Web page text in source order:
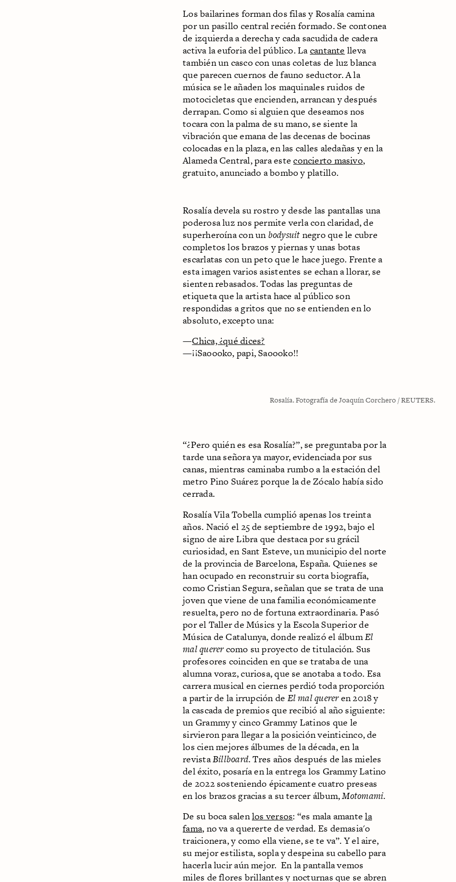
Los bailarines forman dos filas y Rosalía camina
por un pasillo central recién formado. Se contonea
de izquierda a derecha y cada sacudida de cadera
activa la euforia del público. Lacantante lleva
también un casco con unas coletas de luz blanca
que parecen cuernos de fauno seductor. A la
música se le añaden los maquinales ruidos de
motocicletas que encienden, arrancan y después
derrapan. Como si alguien que deseamos nos
tocara con la palma de su mano, se siente la
vibración que emana de las decenas de bocinas
colocadas en la plaza, en las calles aledañas y en la
Alameda Central, para esteconcierto masivo,
gratuito, anunciado a bombo y platillo.
Rosalía devela su rostro y desde las pantallas una
poderosa luz nos permite verla con claridad, de
superheroína con un bodysuit negro que le cubre
completos los brazos y piernas y unas botas
escarlatas con un peto que le hace juego. Frente a
esta imagen varios asistentes se echan a llorar, se
sienten rebasados. Todas las preguntas de
etiqueta que la artista hace al público son
respondidas a gritos que no se entienden en lo
absoluto, excepto una:
—Chica, ¿qué dices?
—¡¡Saoooko, papi, Saoooko!!
Rosalía. Fotografía de Joaquín Corchero / REUTERS.
“¿Pero quién es esa Rosalía?”, se preguntaba por la
tarde una señora ya mayor, evidenciada por sus
canas, mientras caminaba rumbo a la estación del
metro Pino Suárez porque la de Zócalo había sido
cerrada.
Rosalía Vila Tobella cumplió apenas los treinta
años. Nació el 25 de septiembre de 1992, bajo el
signo de aire Libra que destaca por su grácil
curiosidad, en Sant Esteve, un municipio del norte
de la provincia de Barcelona, España. Quienes se
han ocupado en reconstruir su corta biografía,
como Cristian Segura, señalan que se trata de una
joven que viene de una familia económicamente
resuelta, pero no de fortuna extraordinaria. Pasó
por el Taller de Músics y la Escola Superior de
Música de Catalunya, donde realizó el álbumEl
mal querercomo su proyecto de titulación. Sus
profesores coinciden en que se trataba de una
alumna voraz, curiosa, que se anotaba a todo. Esa
carrera musical en ciernes perdió toda proporción
a partir de la irrupción de El mal quereren 2018 y
la cascada de premios que recibió al año siguiente:
un Grammy y cinco Grammy Latinos que le
sirvieron para llegar a la posición veinticinco, de
los cien mejores álbumes de la década, en la
revistaBillboard. Tres años después de las mieles
del éxito, posaría en la entrega los Grammy Latino
de 2022 sosteniendo épicamente cuatro preseas
en los brazos gracias a su tercer álbum,Motomami.
De su boca salenlos versos: “es mala amantela
fama, no va a quererte de verdad. Es demasia'o
traicionera, y como ella viene, se te va”. Y el aire,
su mejor estilista, sopla y despeina su cabello para
hacerla lucir aún mejor. En la pantalla vemos
miles de flores brillantes y nocturnas que se abren